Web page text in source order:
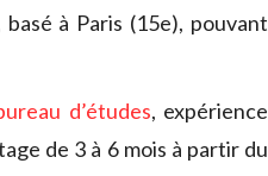
à Paris (15e), pouvant
d’études, expérience
de 3 à 6 mois à partir du